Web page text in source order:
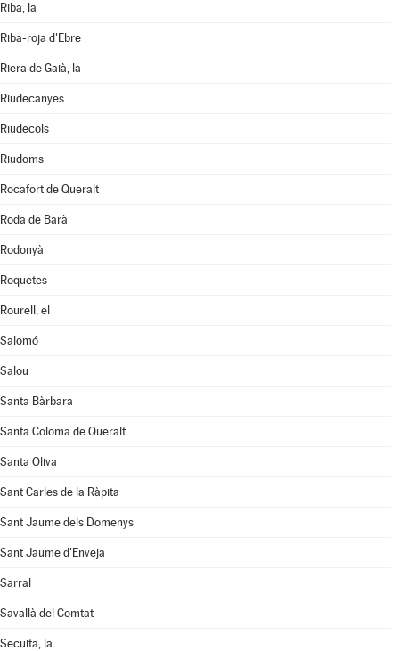
Riba, la
Riba-roja d'Ebre
Riera de Gaià, la
Riudecanyes
Riudecols
Riudoms
Rocafort de Queralt
Roda de Barà
Rodonyà
Roquetes
Rourell, el
Salomó
Salou
Santa Bàrbara
Santa Coloma de Queralt
Santa Oliva
Sant Carles de la Ràpita
Sant Jaume dels Domenys
Sant Jaume d'Enveja
Sarral
Savallà del Comtat
Secuita, la